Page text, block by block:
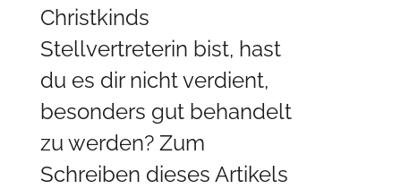
Christkinds
Stellvertreterin bist, hast
du es dir nicht verdient,
besonders gut behandelt
zu werden? Zum
Schreiben dieses Artikels